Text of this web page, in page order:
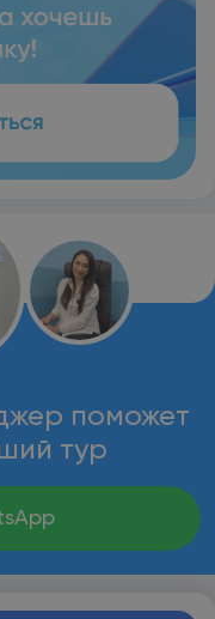
поможет
тур